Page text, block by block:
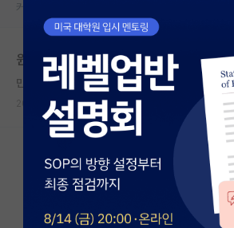
대학원생 모집
국내대학원 정보
연구실&오픈랩
커뮤니티
커뮤니티 홈
전체글보기
베스트 게시판
커뮤니티 홈
원래 대학원에선 터치 자체를 안하나요
만만한 로버트 후크
2026.05.11 4 1733